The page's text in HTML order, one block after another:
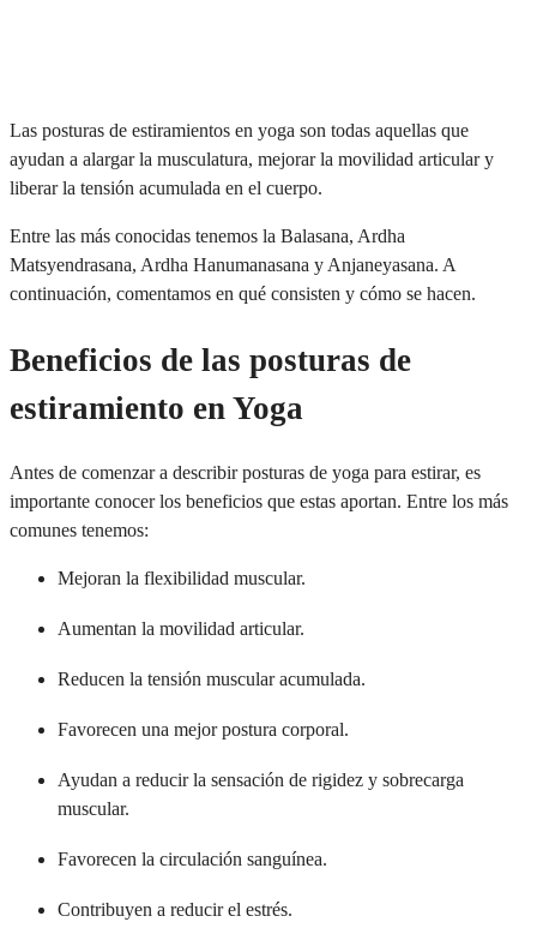
Entrenamiento
Personal
+ Master en
Nutrición Deportiva
+
Master en
Readaptación de
Lesiones
+ Master en
Emprendimiento
+ Master en
Liderazgo
Comunidad
Equipo docente
+ Testimonios
Las posturas de estiramientos en yoga son todas aquellas que
ayudan a alargar la musculatura, mejorar la movilidad articular y
liberar la tensión acumulada en el cuerpo.
Entre las más conocidas tenemos la Balasana, Ardha
Matsyendrasana, Ardha Hanumanasana y Anjaneyasana. A
continuación, comentamos en qué consisten y cómo se hacen.
Beneficios de las posturas de
estiramiento en Yoga
Antes de comenzar a describir posturas de yoga para estirar, es
importante conocer los beneficios que estas aportan. Entre los más
comunes tenemos:
Mejoran la flexibilidad muscular.
Aumentan la movilidad articular.
Reducen la tensión muscular acumulada.
Favorecen una mejor postura corporal.
Ayudan a reducir la sensación de rigidez y sobrecarga
muscular.
Favorecen la circulación sanguínea.
Contribuyen a reducir el estrés.